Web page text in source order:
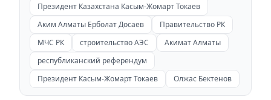
Президент Казахстана Касым-Жомарт Токаев
Аким Алматы Ерболат Досаев
Правительство РК
МЧС РК
строительство АЭС
Акимат Алматы
республиканский референдум
Президент Касым-Жомарт Токаев
Олжас Бектенов